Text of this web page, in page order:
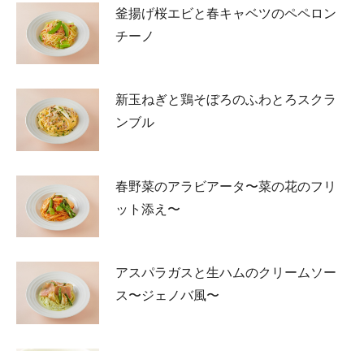
釜揚げ桜エビと春キャベツのペペロン
チーノ
新玉ねぎと鶏そぼろのふわとろスクラ
ンブル
春野菜のアラビアータ〜菜の花のフリ
ット添え〜
アスパラガスと生ハムのクリームソー
ス〜ジェノバ風〜